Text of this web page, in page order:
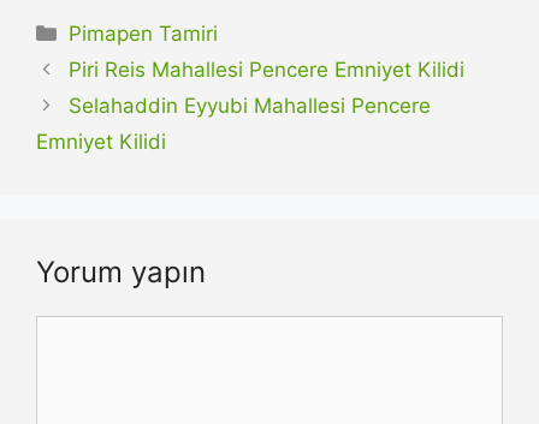
Kategoriler
Pimapen Tamiri
Piri Reis Mahallesi Pencere Emniyet Kilidi
Selahaddin Eyyubi Mahallesi Pencere
Emniyet Kilidi
Yorum yapın